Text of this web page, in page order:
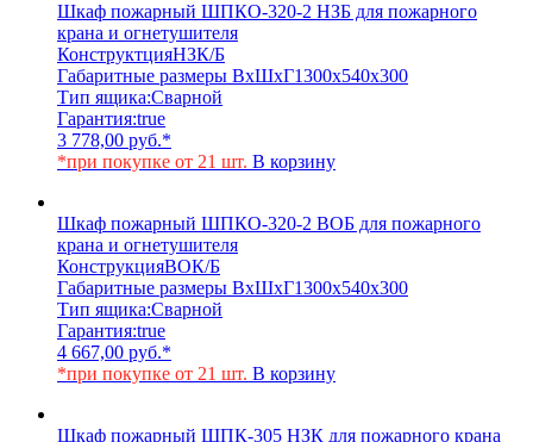
Шкаф пожарный ШПКО-320-2 НЗБ для пожарного
крана и огнетушителя
КонструктцияНЗК/Б
Габаритные размеры ВхШхГ1300х540х300
Тип ящика:Сварной
Гарантия:true
3 778,00 руб.*
*при покупке от 21 шт. В корзину
Шкаф пожарный ШПКО-320-2 ВОБ для пожарного
крана и огнетушителя
КонструкцияВОК/Б
Габаритные размеры ВхШхГ1300х540х300
Тип ящика:Сварной
Гарантия:true
4 667,00 руб.*
*при покупке от 21 шт. В корзину
Шкаф пожарный ШПК-305 НЗК для пожарного крана